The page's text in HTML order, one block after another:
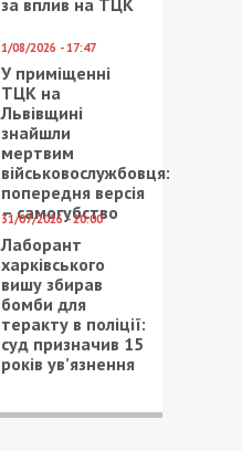
1/08/2026 - 17:47
У приміщенні
ТЦК на
Львівщині
знайшли
мертвим
військовослужбовця:
попередня версія
– самогубство
31/07/2026 - 20:00
Лаборант
харківського
вишу збирав
бомби для
теракту в поліції:
суд призначив 15
років ув’язнення